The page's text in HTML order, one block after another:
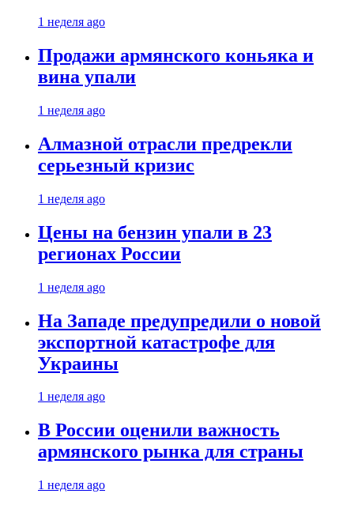
1 неделя ago
Продажи армянского коньяка и
вина упали
1 неделя ago
Алмазной отрасли предрекли
серьезный кризис
1 неделя ago
Цены на бензин упали в 23
регионах России
1 неделя ago
На Западе предупредили о новой
экспортной катастрофе для
Украины
1 неделя ago
В России оценили важность
армянского рынка для страны
1 неделя ago